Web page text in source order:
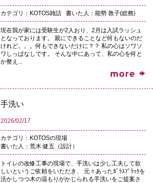
カテゴリ：KOTOS雑話 書いた人：能勢 敦子(総務)
現在我が家には受験生が2人おり、2月は入試ラッシュ
となっております。 親にできることなど何もないのだ
けれど。。。何もできないだけに？？ 私の心はソワソ
ワしっぱなしです。 そんな中にあって、私の心を何と
か整え...
手洗い
2026/02/17
カテゴリ：KOTOSの現場
書いた人：荒木 健五（設計）
トイレの改修工事の現場で、手洗いは少し工夫して欲
しいというご依頼をいただき、 元々あったｶﾞﾗｽﾌﾞﾗｯｸを
活かしつつ木の温もりがかじられる手洗いをご提案さ